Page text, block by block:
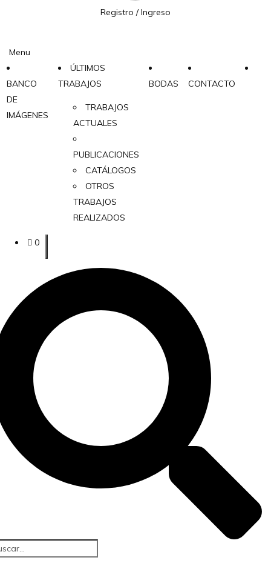
Registro / Ingreso
Menu
BANCO
DE
IMÁGENES
ÚLTIMOS
TRABAJOS
TRABAJOS
ACTUALES
PUBLICACIONES
CATÁLOGOS
OTROS
TRABAJOS
REALIZADOS
BODAS CONTACTO
0